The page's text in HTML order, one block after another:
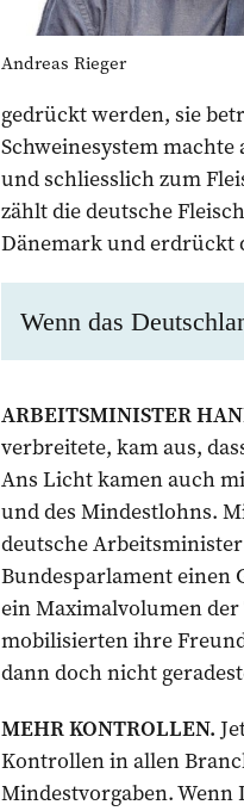
Andreas Rieger
gedrückt werden, sie
Schweinesystem
und schliesslich zum
zählt die deutsche
Dänemark und erdrückt
Wenn das
ARBEITSMINISTER
verbreitete, kam aus,
Ans Licht kamen auch
und des Mindestlohns.
deutsche
Bundesparlament einen
ein Maximalvolumen
mobilisierten ihre
dann doch nicht
MEHR KONTROLLEN.
Kontrollen in allen
Mindestvorgaben.